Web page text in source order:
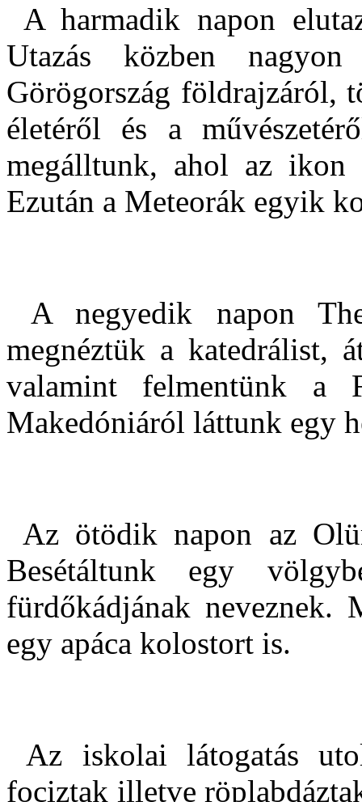
A harmadik napon
Utazás közben
Görögország földrajzáról,
életéről és a
megálltunk, ahol az ikon
Ezután a Meteorák egyik
A negyedik napon
megnéztük a katedrálist,
valamint felmentünk a
Makedóniáról láttunk egy
Az ötödik napon az
Besétáltunk egy
fürdőkádjának neveznek.
egy apáca kolostort is.
Az iskolai látogatás
fociztak illetve